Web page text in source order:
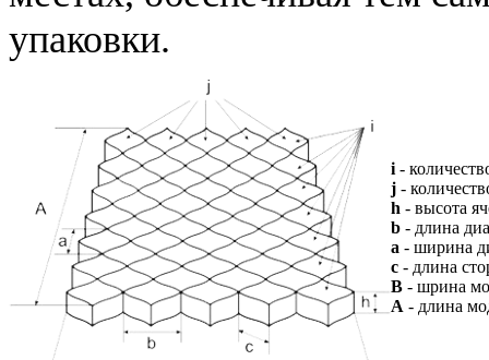
упаковки.
i -
j -
h - высота
b - длина
a - ширина
с - длина
B - шрина
A - длина